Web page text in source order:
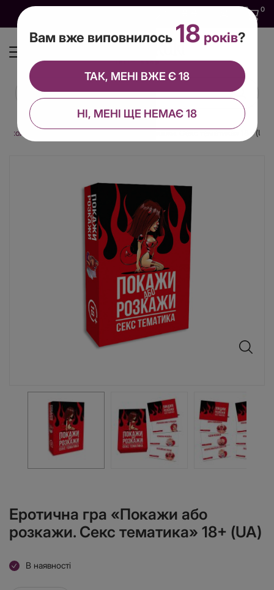
0
Еротична гра «Покажи або розкажи. Секс тематика» 18+ (UA)
Еротична гра «Покажи або
розкажи. Секс тематика» 18+ (UA)
В наявності
Вам вже виповнилось 18 років?
НІ, МЕНІ ЩЕ НЕМАЄ 18
ТАК, МЕНІ ВЖЕ Є 18